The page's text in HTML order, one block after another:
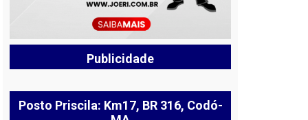
Publicidade
Posto Priscila: Km17, BR 316, Codó-